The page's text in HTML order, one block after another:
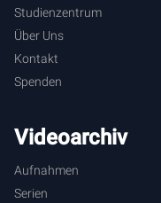
Studienzentrum
Über Uns
Kontakt
Spenden
Videoarchiv
Aufnahmen
Serien